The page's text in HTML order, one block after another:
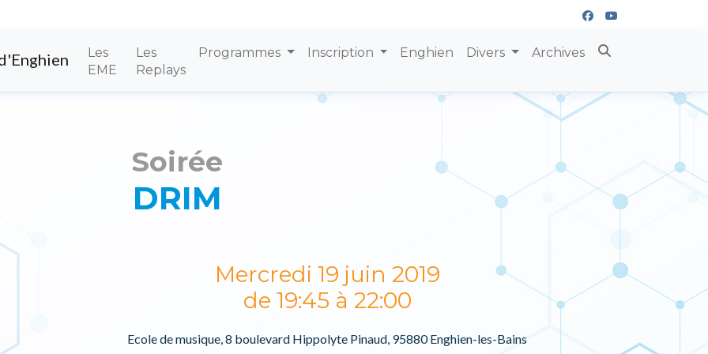
Les
EME
Les
Replays
Programmes Inscription Enghien Divers Archives
Soirée
DRIM
Mercredi 19 juin 2019
de 19:45 à 22:00
Ecole de musique, 8 boulevard Hippolyte Pinaud, 95880 Enghien-les-Bains